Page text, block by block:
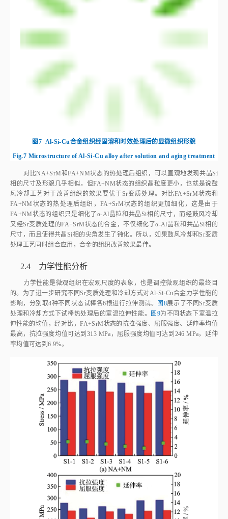
图7 Al‑Si‑Cu合金组织经固溶和时效处理后的显微组织形貌
Fig.7 Microstructure of Al‑Si‑Cu alloy after solution and aging treatment
对比NA+SrM和FA+NM状态的热处理后组织，可以直观地发现共晶Si
相的尺寸及形貌几乎相似，但FA+NM状态的组织晶粒度更小，也就是说鼓
风冷却工艺对于改善组织的效果要优于Sr变质处理。对比FA+SrM状态和
FA+NM状态的热处理后组织，FA+SrM状态的组织更加细化，这是由于
FA+NM状态的组织只是细化了α‑Al晶粒和共晶Si相的尺寸，而经鼓风冷却
又经Sr变质处理的FA+SrM状态的合金，不仅细化了α‑Al晶粒和共晶Si相的
尺寸，而且使得共晶Si相的尖角发生了钝化。所以，如果鼓风冷却和Sr变质
处理工艺同时组合应用，合金的组织改善效果最佳。
2.4 力学性能分析
力学性能是微观组织在宏观尺度的表象，也是调控微观组织的最终目
的。为了进一步研究不同Sr变质处理和冷却方式对Al‑Si‑Cu合金力学性能的
影响，分别取4种不同状态试棒各6根进行拉伸测试。 图8展示了不同Sr变质
处理和冷却方式下试棒热处理后的室温拉伸性能。 图9为不同状态下室温拉
伸性能的均值，经对比，FA+SrM状态的抗拉强度、屈服强度、延伸率均值
最高，抗拉强度均值可达到313 MPa，屈服强度均值可达到246 MPa，延伸
率均值可达到6.9%。